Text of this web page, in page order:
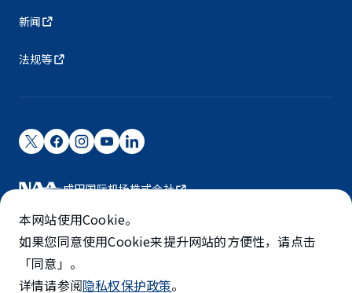
新闻
法规等
成田国际机场株式会社
成田国际机场由NAA运营。
©NARITA INTERNATIONAL AIRPORT CORPORATION
SKYTRAX
5-STAR AIRPORT
本网站使用Cookie。
如果您同意使用Cookie来提升网站的方便性，请点击
「同意」。
详情请参阅隐私权保护政策。